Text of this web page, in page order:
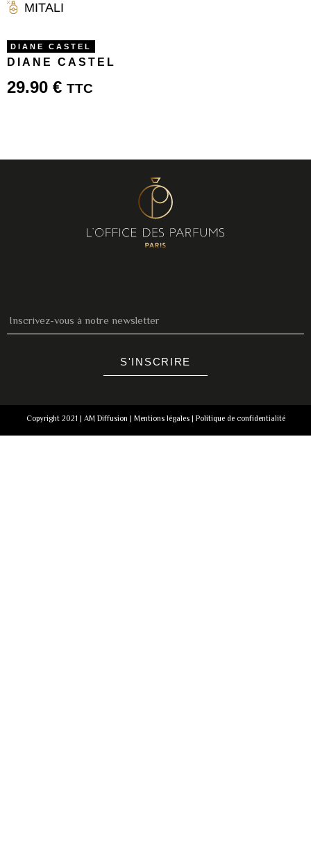
MITALI
DIANE CASTEL
DIANE CASTEL
29.90 € TTC
S'INSCRIRE
Copyright 2021 | AM Diffusion | Mentions légales| Politique de confidentialité